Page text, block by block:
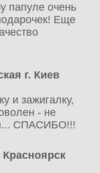
папуле очень
Еще
г. Киев
и зажигалку,
- не
СПАСИБО!!!